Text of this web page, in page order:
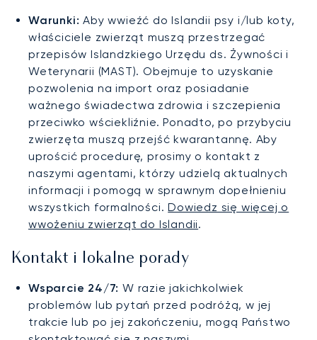
Warunki: Aby wwieźć do Islandii psy i/lub koty,
właściciele zwierząt muszą przestrzegać
przepisów Islandzkiego Urzędu ds. Żywności i
Weterynarii (MAST). Obejmuje to uzyskanie
pozwolenia na import oraz posiadanie
ważnego świadectwa zdrowia i szczepienia
przeciwko wściekliźnie. Ponadto, po przybyciu
zwierzęta muszą przejść kwarantannę. Aby
uprościć procedurę, prosimy o kontakt z
naszymi agentami, którzy udzielą aktualnych
informacji i pomogą w sprawnym dopełnieniu
wszystkich formalności.Dowiedz się więcej o
wwożeniu zwierząt do Islandii.
Kontakt i lokalne porady
Wsparcie 24/7: W razie jakichkolwiek
problemów lub pytań przed podróżą, w jej
trakcie lub po jej zakończeniu, mogą Państwo